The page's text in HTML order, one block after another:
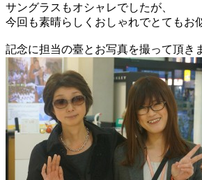
サングラスもオシャレでしたが、
今回も素晴らしくおしゃれでとてもお
記念に担当の臺とお写真を撮って頂き